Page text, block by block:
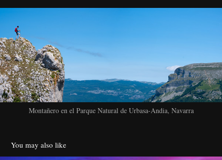
Montañero en el Parque Natural de Urbasa-Andia, Navarra
You may also like